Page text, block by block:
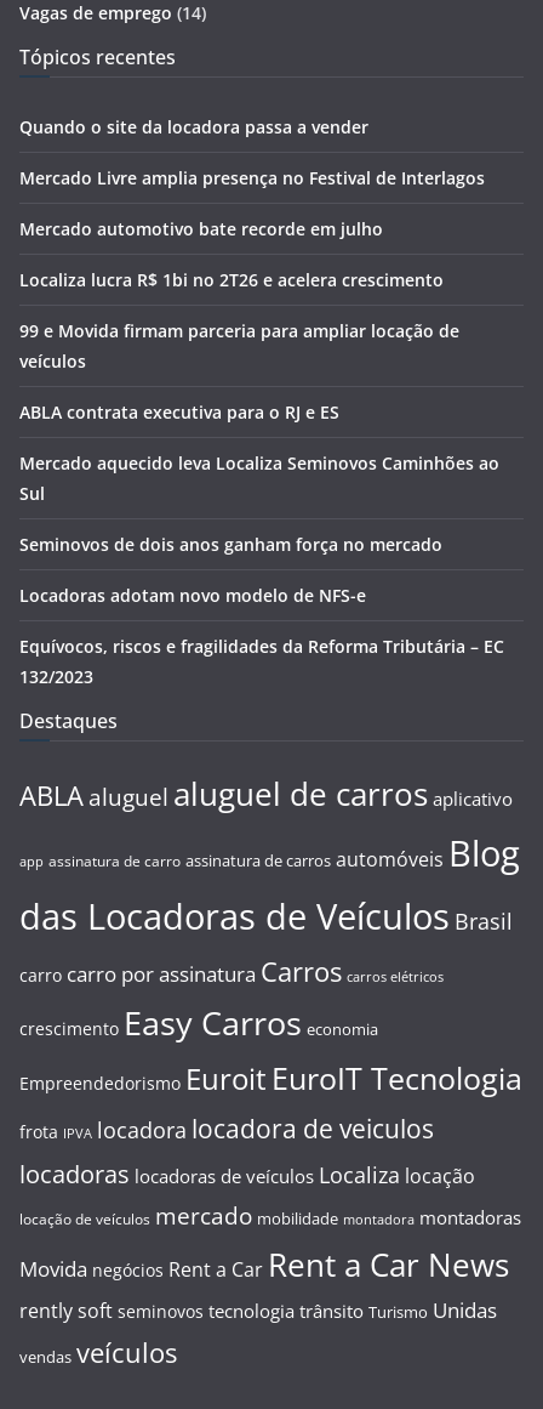
Vagas de emprego (14)
Tópicos recentes
Quando o site da locadora passa a vender
Mercado Livre amplia presença no Festival de Interlagos
Mercado automotivo bate recorde em julho
Localiza lucra R$ 1bi no 2T26 e acelera crescimento
99 e Movida firmam parceria para ampliar locação de
veículos
ABLA contrata executiva para o RJ e ES
Mercado aquecido leva Localiza Seminovos Caminhões ao
Sul
Seminovos de dois anos ganham força no mercado
Locadoras adotam novo modelo de NFS-e
Equívocos, riscos e fragilidades da Reforma Tributária – EC
132/2023
Destaques
ABLA aluguel aluguel de carros aplicativo
app assinatura de carro assinatura de carros automóveis Blog
das Locadoras de Veículos Brasil
carro carro por assinatura Carros carros elétricos
crescimento Easy Carros economia
Empreendedorismo Euroit EuroIT Tecnologia
frota IPVA locadora locadora de veiculos
locadoras locadoras de veículos Localiza locação
locação de veículos mercado mobilidade montadora montadoras
Movida negócios Rent a Car Rent a Car News
rently soft seminovos tecnologia trânsito Turismo Unidas
vendas veículos